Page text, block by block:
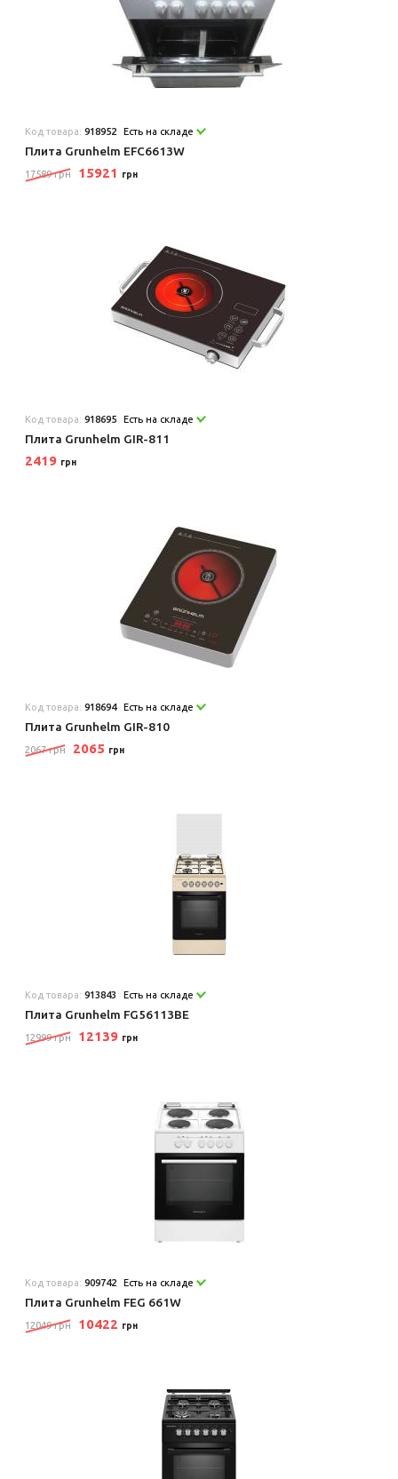
Код товара:918952 Есть на складе
Плита Grunhelm EFC6613W
17589 грн 15921 грн
Код товара:918695 Есть на складе
Плита Grunhelm GIR-811
2419 грн
Код товара:918694 Есть на складе
Плита Grunhelm GIR-810
2067 грн 2065 грн
Код товара:913843 Есть на складе
Плита Grunhelm FG56113BE
12999 грн 12139 грн
Код товара:909742 Есть на складе
Плита Grunhelm FEG 661W
12049 грн 10422 грн